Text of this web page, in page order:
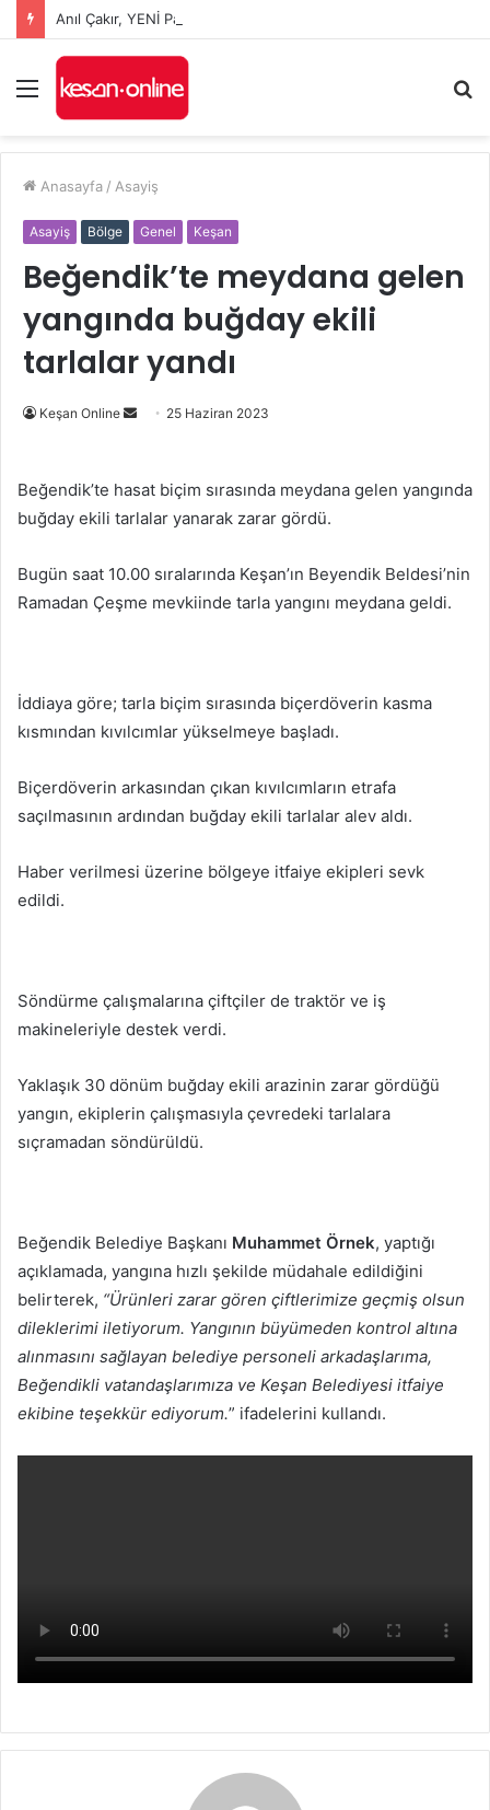
Menü
...
Anasayfa / Asayiş
Asayiş Bölge Genel Keşan
Beğendik’te meydana gelen
yangında buğday ekili
tarlalar yandı
Keşan Online
Bir
göndermek
25 Haziran 2023
Beğendik’te hasat biçim sırasında meydana gelen yangında
buğday ekili tarlalar yanarak zarar gördü.
Bugün saat 10.00 sıralarında Keşan’ın Beyendik Beldesi’nin
Ramadan Çeşme mevkiinde tarla yangını meydana geldi.
İddiaya göre; tarla biçim sırasında biçerdöverin kasma
kısmından kıvılcımlar yükselmeye başladı.
Biçerdöverin arkasından çıkan kıvılcımların etrafa
saçılmasının ardından buğday ekili tarlalar alev aldı.
Haber verilmesi üzerine bölgeye itfaiye ekipleri sevk
edildi.
Söndürme çalışmalarına çiftçiler de traktör ve iş
makineleriyle destek verdi.
Yaklaşık 30 dönüm buğday ekili arazinin zarar gördüğü
yangın, ekiplerin çalışmasıyla çevredeki tarlalara
sıçramadan söndürüldü.
Beğendik Belediye Başkanı Muhammet Örnek, yaptığı
açıklamada, yangına hızlı şekilde müdahale edildiğini
belirterek, “Ürünleri zarar gören çiftlerimize geçmiş olsun
dileklerimi iletiyorum. Yangının büyümeden kontrol altına
alınmasını sağlayan belediye personeli arkadaşlarıma,
Beğendikli vatandaşlarımıza ve Keşan Belediyesi itfaiye
ekibine teşekkür ediyorum.” ifadelerini kullandı.